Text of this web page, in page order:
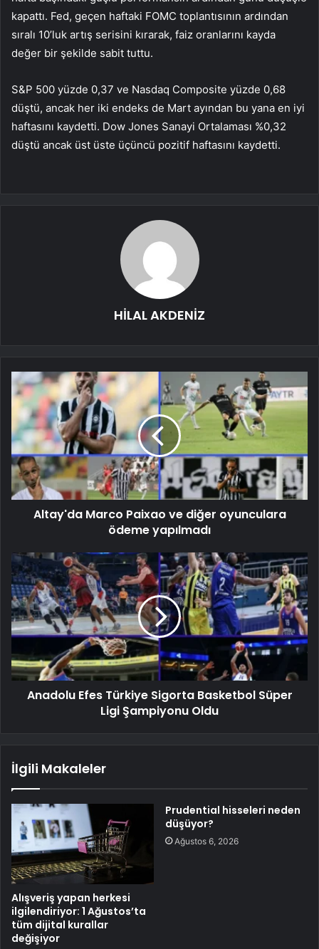
kapattı. Fed, geçen haftaki FOMC toplantısının ardından
sıralı 10’luk artış serisini kırarak, faiz oranlarını kayda
değer bir şekilde sabit tuttu.
S&P 500 yüzde 0,37 ve Nasdaq Composite yüzde 0,68
düştü, ancak her iki endeks de Mart ayından bu yana en iyi
haftasını kaydetti. Dow Jones Sanayi Ortalaması %0,32
düştü ancak üst üste üçüncü pozitif haftasını kaydetti.
HİLAL AKDENİZ
Altay'da Marco Paixao ve diğer oyunculara
ödeme yapılmadı
Anadolu Efes Türkiye Sigorta Basketbol Süper
Ligi Şampiyonu Oldu
İlgili Makaleler
Alışveriş yapan herkesi
ilgilendiriyor: 1 Ağustos’ta
tüm dijital kurallar
değişiyor
Prudential hisseleri neden
düşüyor?
Ağustos 6, 2026